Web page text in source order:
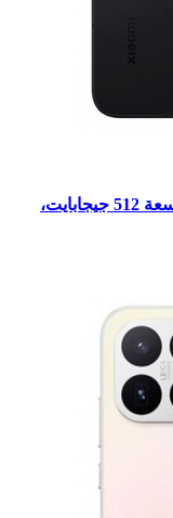
موبايل شاومي 17T برو 5G ثنائي الشريحة، سعة 512 جيجابايت،